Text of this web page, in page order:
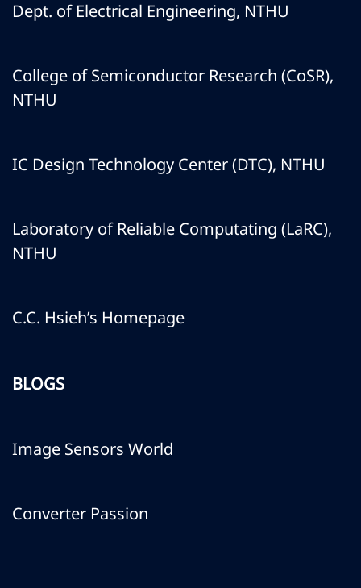
Dept. of Electrical Engineering, NTHU
College of Semiconductor Research (CoSR),
NTHU
IC Design Technology Center (DTC), NTHU
Laboratory of Reliable Computating (LaRC),
NTHU
C.C. Hsieh’s Homepage
BLOGS
Image Sensors World
Converter Passion